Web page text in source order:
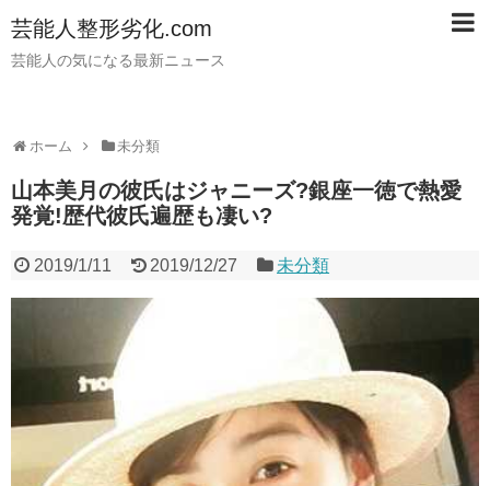
芸能人整形劣化.com
芸能人の気になる最新ニュース
ホーム 未分類
山本美月の彼氏はジャニーズ?銀座一徳で熱愛
発覚!歴代彼氏遍歴も凄い?
2019/1/11 2019/12/27 未分類